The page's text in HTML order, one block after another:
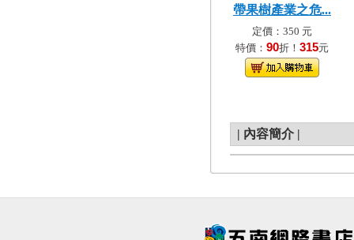
帶果樹產業之危...
定價：350 元
特價： 90折！ 315元
| 內容簡介 |